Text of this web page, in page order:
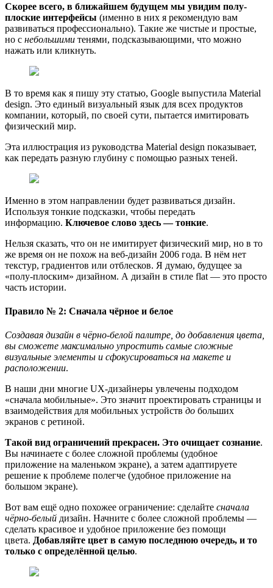
Скорее всего, в ближайшем будущем мы увидим полу-
плоские интерфейсы (именно в них я рекомендую вам
развиваться профессионально). Такие же чистые и простые,
но с небольшими тенями, подсказывающими, что можно
нажать или кликнуть.
В то время как я пишу эту статью, Google выпустила Material
design. Это единый визуальный язык для всех продуктов
компании, который, по своей сути, пытается имитировать
физический мир.
Эта иллюстрация из руководства Material design показывает,
как передать разную глубину с помощью разных теней.
Именно в этом направлении будет развиваться дизайн.
Используя тонкие подсказки, чтобы передать
информацию. Ключевое слово здесь — тонкие.
Нельзя сказать, что он не имитирует физический мир, но в то
же время он не похож на веб-дизайн 2006 года. В нём нет
текстур, градиентов или отблесков. Я думаю, будущее за
«полу-плоским» дизайном. А дизайн в стиле flat — это просто
часть истории.
Правило № 2: Сначала чёрное и белое
Создавая дизайн в чёрно-белой палитре, до добавления цвета,
вы сможете максимально упростить самые сложные
визуальные элементы и сфокусироваться на макете и
расположении.
В наши дни многие UX-дизайнеры увлечены подходом
«сначала мобильные». Это значит проектировать страницы и
взаимодействия для мобильных устройств до больших
экранов с ретиной.
Такой вид ограничений прекрасен. Это очищает сознание.
Вы начинаете с более сложной проблемы (удобное
приложение на маленьком экране), а затем адаптируете
решение к проблеме полегче (удобное приложение на
большом экране).
Вот вам ещё одно похожее ограничение: сделайте сначала
чёрно-белый дизайн. Начните с более сложной проблемы —
сделать красивое и удобное приложение без помощи
цвета. Добавляйте цвет в самую последнюю очередь, и то
только с определённой целью.